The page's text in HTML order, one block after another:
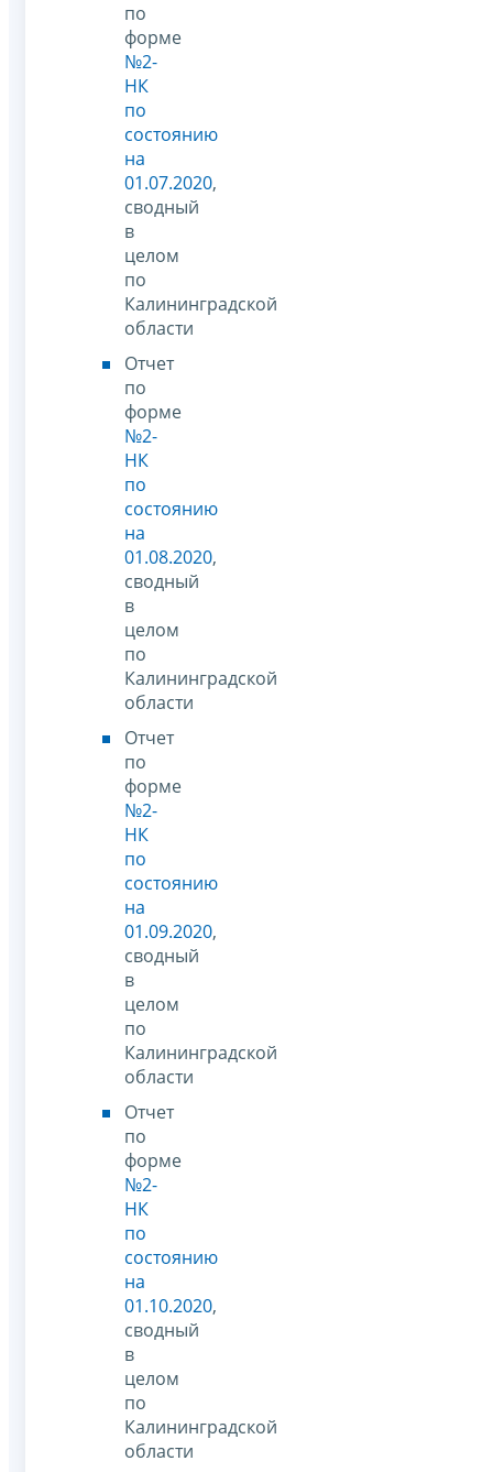
по
форме
№2-
НК
по
состоянию
на
01.07.2020,
сводный
в
целом
по
Калининградской
области
Отчет
по
форме
№2-
НК
по
состоянию
на
01.08.2020,
сводный
в
целом
по
Калининградской
области
Отчет
по
форме
№2-
НК
по
состоянию
на
01.09.2020,
сводный
в
целом
по
Калининградской
области
Отчет
по
форме
№2-
НК
по
состоянию
на
01.10.2020,
сводный
в
целом
по
Калининградской
области